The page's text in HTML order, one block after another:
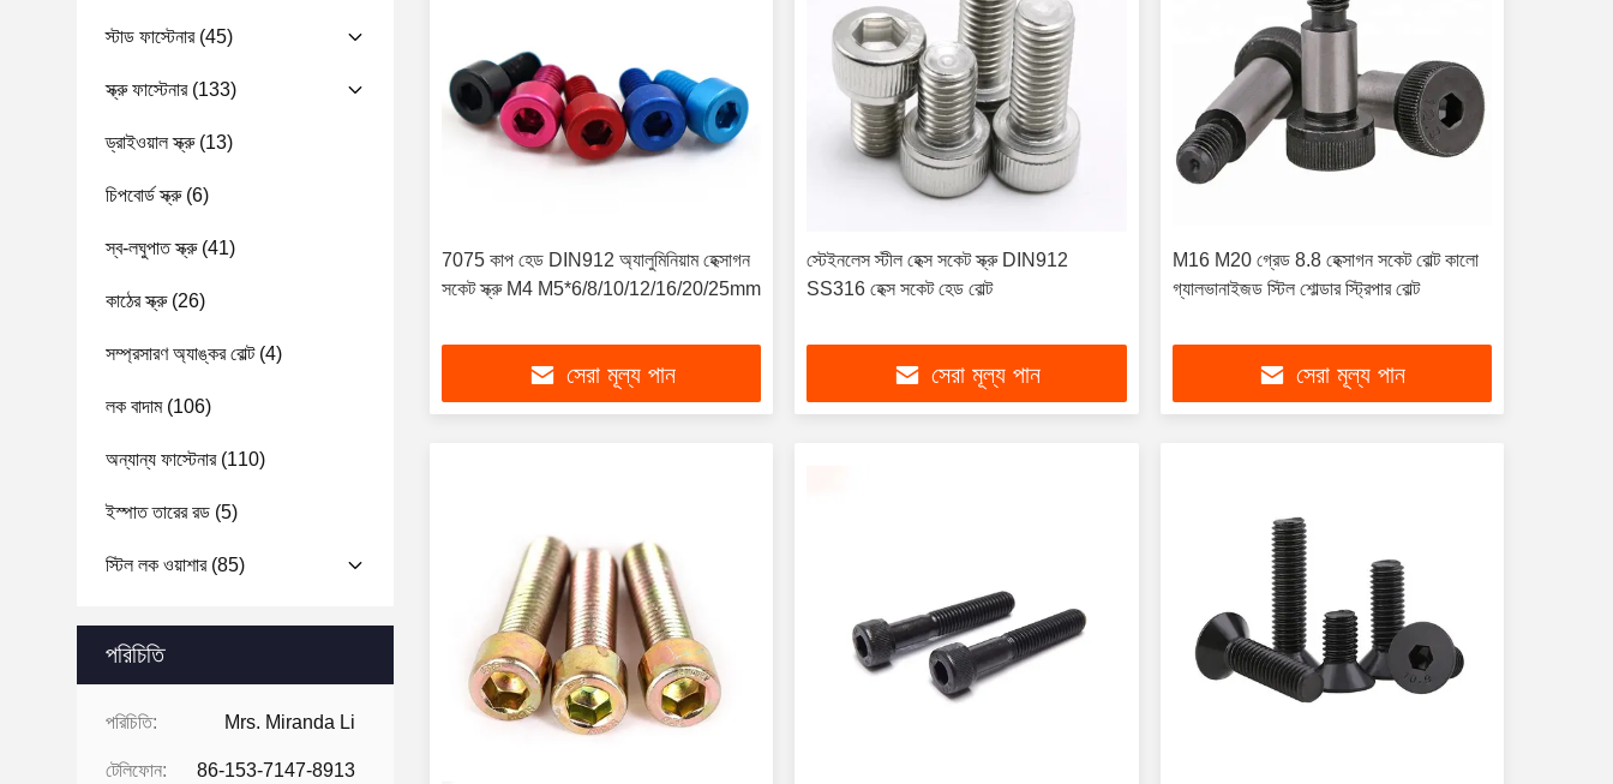
স্টাড ফাস্টেনার(45)
স্ক্রু ফাস্টেনার(133)
ড্রাইওয়াল স্ক্রু(13)
চিপবোর্ড স্ক্রু(6)
স্ব-লঘুপাত স্ক্রু(41)
কাঠের স্ক্রু(26)
সম্প্রসারণ অ্যাঙ্কর বোল্ট(4)
লক বাদাম(106)
অন্যান্য ফাস্টেনার(110)
ইস্পাত তারের রড (5)
স্টিল লক ওয়াশার(85)
পরিচিতি
পরিচিতি: Mrs. Miranda Li
টেলিফোন: 86-153-7147-8913
7075 কাপ হেড DIN912 অ্যালুমিনিয়াম হেক্সাগন
সকেট স্ক্রু M4 M5*6/8/10/12/16/20/25mm
সেরা মূল্য পান
স্টেইনলেস স্টীল হেক্স সকেট স্ক্রু DIN912
SS316 হেক্স সকেট হেড বোল্ট
সেরা মূল্য পান
M16 M20 গ্রেড 8.8 হেক্সাগন সকেট বোল্ট কালো
গ্যালভানাইজড স্টিল শোল্ডার স্ট্রিপার বোল্ট
সেরা মূল্য পান